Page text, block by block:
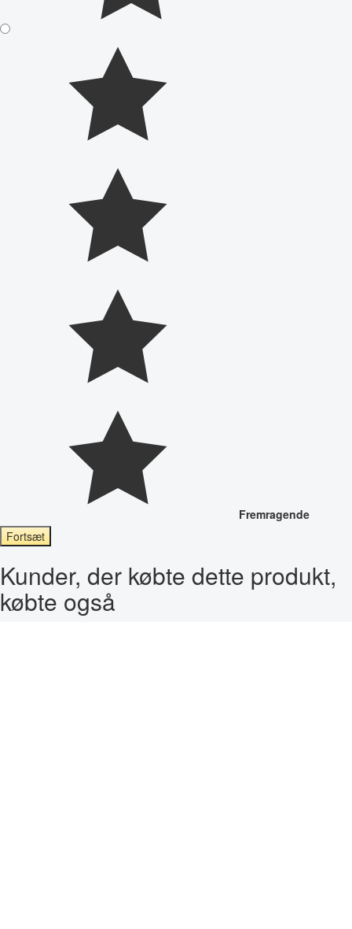
Fremragende
Fortsæt
Kunder, der købte dette produkt,
købte også